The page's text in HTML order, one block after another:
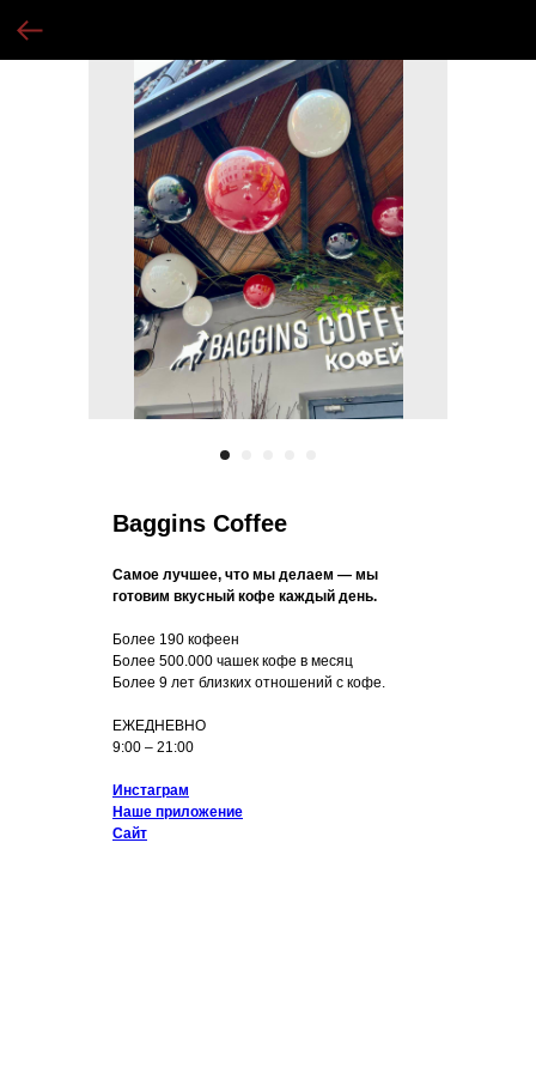
Baggins Coffee
Самое лучшее, что мы делаем — мы
готовим вкусный кофе каждый день.
Более 190 кофеен
Более 500.000 чашек кофе в месяц
Более 9 лет близких отношений с кофе.
ЕЖЕДНЕВНО
9:00 – 21:00
Инстаграм
Наше приложение
Сайт